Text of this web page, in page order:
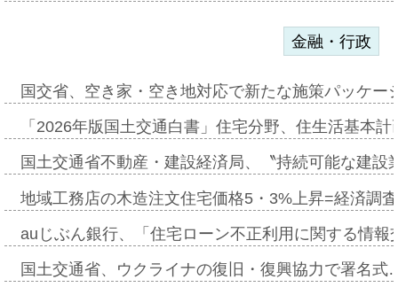
金融・行政
国交省、空き家・空き地対応で新たな施策パッケ
「2026年版国土交通白書」住宅分野、住生活基本
国土交通省不動産・建設経済局、〝持続可能な建
地域工務店の木造注文住宅価格5・3%上昇=経済調
auじぶん銀行、「住宅ローン不正利用に関する情
国土交通省、ウクライナの復旧・復興協力で署名